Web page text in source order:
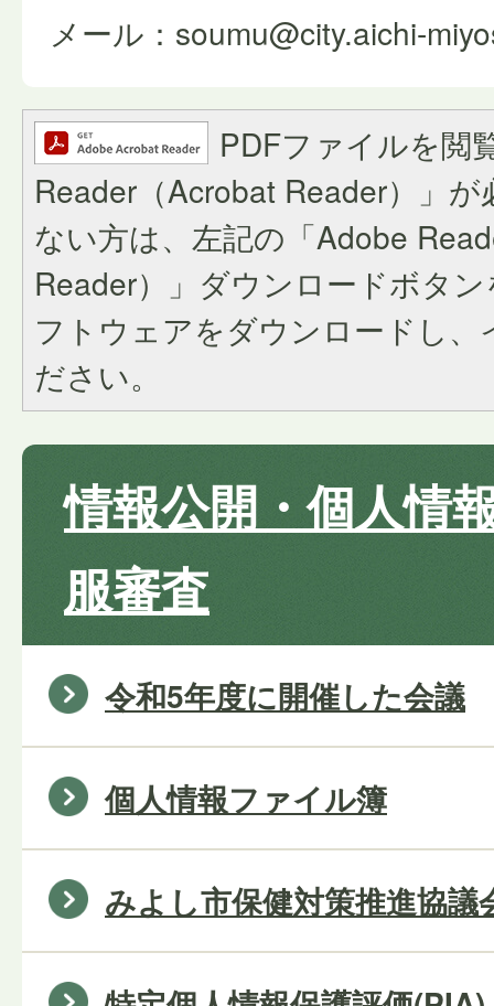
メール：soumu@city.aichi-
PDFファイルを閲
Reader（Acrobat Reader）」
ない方は、左記の「Adobe
Reader）」ダウンロードボタ
フトウェアをダウンロードし
ださい。
情報公開・個人情
服審査
令和5年度に開催した会議
個人情報ファイル簿
みよし市保健対策推進協議